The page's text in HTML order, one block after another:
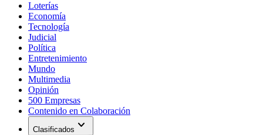
Loterías
Economía
Tecnología
Judicial
Política
Entretenimiento
Mundo
Multimedia
Opinión
500 Empresas
Contenido en Colaboración
Clasificados expand_more